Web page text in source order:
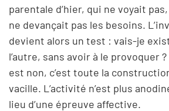
parentale d’hier, qui ne voyait
ne devançait pas les besoins.
devient alors un test : vais-je
l’autre, sans avoir à le provoquer
est non, c’est toute la
vacille. L’activité n’est plus
lieu d’une épreuve affective.